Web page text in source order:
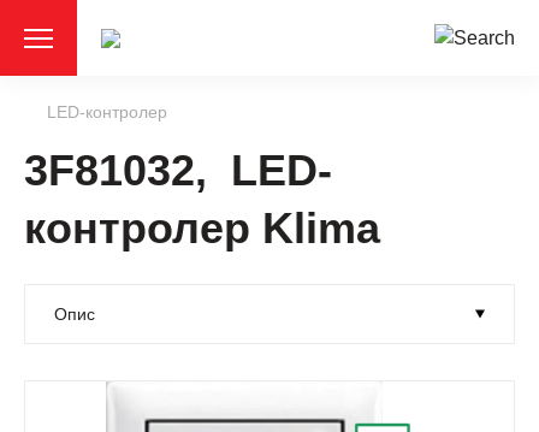
LED-контролер
3F81032, LED-
контролер Klima